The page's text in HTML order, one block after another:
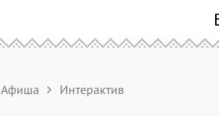
Афиша Интерактив